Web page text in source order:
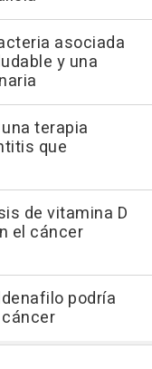
asociada
y una
terapia
que
de vitamina D
el cáncer
podría